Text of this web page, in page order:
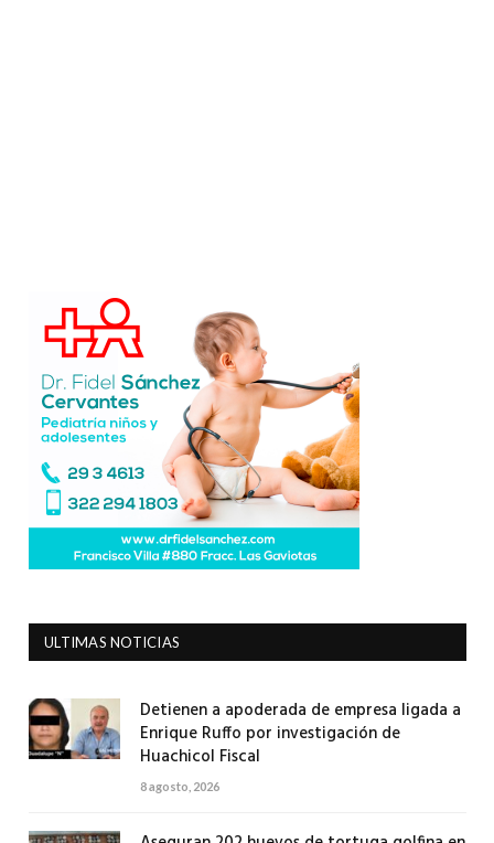
ULTIMAS NOTICIAS
Detienen a apoderada de empresa ligada a
Enrique Ruffo por investigación de
Huachicol Fiscal
8 agosto, 2026